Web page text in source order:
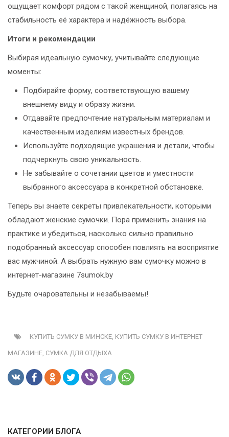
ощущает комфорт рядом с такой женщиной, полагаясь на
стабильность её характера и надёжность выбора.
Итоги и рекомендации
Выбирая идеальную сумочку, учитывайте следующие
моменты:
Подбирайте форму, соответствующую вашему
внешнему виду и образу жизни.
Отдавайте предпочтение натуральным материалам и
качественным изделиям известных брендов.
Используйте подходящие украшения и детали, чтобы
подчеркнуть свою уникальность.
Не забывайте о сочетании цветов и уместности
выбранного аксессуара в конкретной обстановке.
Теперь вы знаете секреты привлекательности, которыми
обладают женские сумочки. Пора применить знания на
практике и убедиться, насколько сильно правильно
подобранный аксессуар способен повлиять на восприятие
вас мужчиной. А выбрать нужную вам сумочку можно в
интернет-магазине 7sumok.by
Будьте очаровательны и незабываемы!
КУПИТЬ СУМКУ В МИНСКЕ, КУПИТЬ СУМКУ В ИНТЕРНЕТ
МАГАЗИНЕ, СУМКА ДЛЯ ОТДЫХА
КАТЕГОРИИ БЛОГА